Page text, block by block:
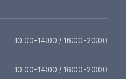
10:00-14:00 / 16:00-20:00
10:00-14:00 / 16:00-20:00